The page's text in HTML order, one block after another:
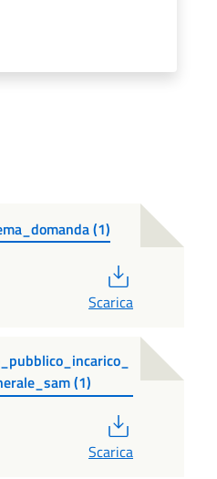
(1)
Scarica
(1)
Scarica